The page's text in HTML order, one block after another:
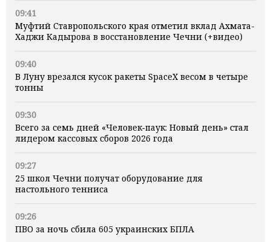
09:41
Муфтий Ставропольского края отметил вклад Ахмата-
Хаджи Кадырова в восстановление Чечни (+видео)
09:40
В Луну врезался кусок ракеты SpaceX весом в четыре
тонны
09:30
Всего за семь дней «Человек‑паук: Новый день» стал
лидером кассовых сборов 2026 года
09:27
25 школ Чечни получат оборудование для
настольного тенниса
09:26
ПВО за ночь сбила 605 украинских БПЛА